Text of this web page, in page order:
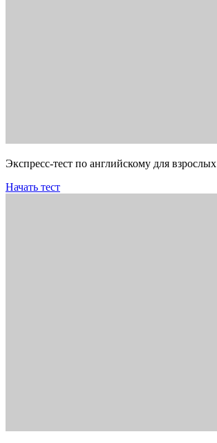
Экспресс-тест по английскому для
Начать тест